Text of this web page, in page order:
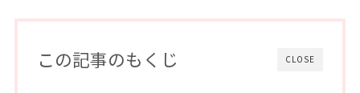
CLOSE
この記事のもくじ